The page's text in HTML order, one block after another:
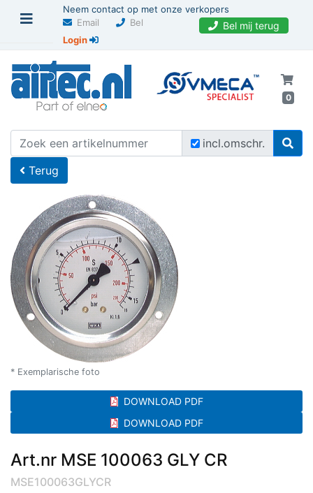
Neem contact op met onze verkopers
Email
Bel Bel mij terug
Login
0
incl.omschr.
U bevindt zich hier Home
Terug
* Exemplarische foto
DOWNLOAD PDF
DOWNLOAD PDF
Art.nr MSE 100063 GLY CR
MSE100063GLYCR